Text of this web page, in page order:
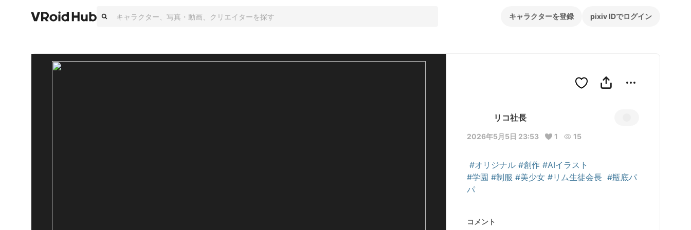
キャラクターを登録 pixiv IDでログイン
リコ社長
2026年5月5日 23:53 1 15
#オリジナル #創作 #AIイラスト
#学園 #制服 #美少女 #リム生徒会長 #瓶底パ
パ
コメント